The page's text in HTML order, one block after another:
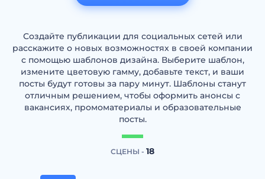
Создайте публикации для социальных сетей или
расскажите о новых возможностях в своей компании
с помощью шаблонов дизайна. Выберите шаблон,
измените цветовую гамму, добавьте текст, и ваши
посты будут готовы за пару минут. Шаблоны станут
отличным решением, чтобы оформить анонсы с
вакансиях, промоматериалы и образовательные
посты.
СЦЕНЫ - 18